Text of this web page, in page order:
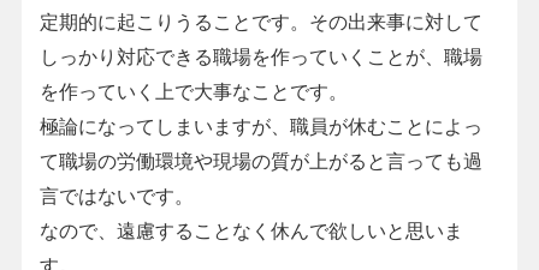
定期的に起こりうることです。その出来事に対して
しっかり対応できる職場を作っていくことが、職場
を作っていく上で大事なことです。
極論になってしまいますが、職員が休むことによっ
て職場の労働環境や現場の質が上がると言っても過
言ではないです。
なので、遠慮することなく休んで欲しいと思いま